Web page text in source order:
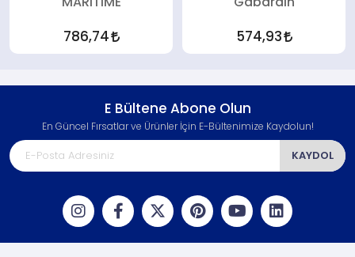
786,74 574,93
E Bültene Abone Olun
En Güncel Fırsatlar ve Ürünler İçin E-Bültenimize Kaydolun!
KAYDOL